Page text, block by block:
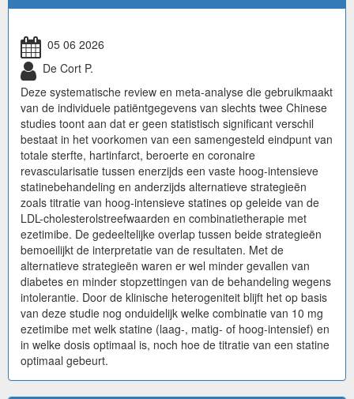
05 06 2026
De Cort P.
Deze systematische review en meta-analyse die gebruikmaakt
van de individuele patiëntgegevens van slechts twee Chinese
studies toont aan dat er geen statistisch significant verschil
bestaat in het voorkomen van een samengesteld eindpunt van
totale sterfte, hartinfarct, beroerte en coronaire
revascularisatie tussen enerzijds een vaste hoog-intensieve
statinebehandeling en anderzijds alternatieve strategieën
zoals titratie van hoog-intensieve statines op geleide van de
LDL-cholesterolstreefwaarden en combinatietherapie met
ezetimibe. De gedeeltelijke overlap tussen beide strategieën
bemoeilijkt de interpretatie van de resultaten. Met de
alternatieve strategieën waren er wel minder gevallen van
diabetes en minder stopzettingen van de behandeling wegens
intolerantie. Door de klinische heterogeniteit blijft het op basis
van deze studie nog onduidelijk welke combinatie van 10 mg
ezetimibe met welk statine (laag-, matig- of hoog-intensief) en
in welke dosis optimaal is, noch hoe de titratie van een statine
optimaal gebeurt.